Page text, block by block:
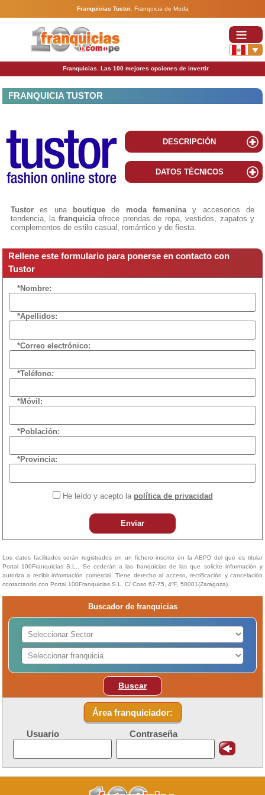
Franquicias Tustor. Franquicia de Moda
Franquicias. Las 100 mejores opciones de invertir
FRANQUICIA TUSTOR
DESCRIPCIÓN
DATOS TÉCNICOS
Tustor es una boutiquede moda femeninay accesorios de
tendencia, la franquiciaofrece prendas de ropa, vestidos, zapatos y
complementos de estilo casual, romántico y de fiesta.
Rellene este formulario para ponerse en contacto con
Tustor
*Nombre:
*Apellidos:
*Correo electrónico:
*Teléfono:
*Móvil:
*Población:
*Provincia:
He leído y acepto la política de privacidad
Enviar
Los datos facilitados serán registrados en un fichero inscrito en la AEPD del que es titular
Portal 100Franquicias S.L.. Se cederán a las franquicias de las que solicite información y
autoriza a recibir información comercial. Tiene derecho al acceso, rectificación y cancelación
contactando con Portal 100Franquicias S.L. C/ Coso 67-75, 4ºF, 50001(Zaragoza).
Buscador de franquicias
Buscar
Área franquiciador:
Usuario Contraseña